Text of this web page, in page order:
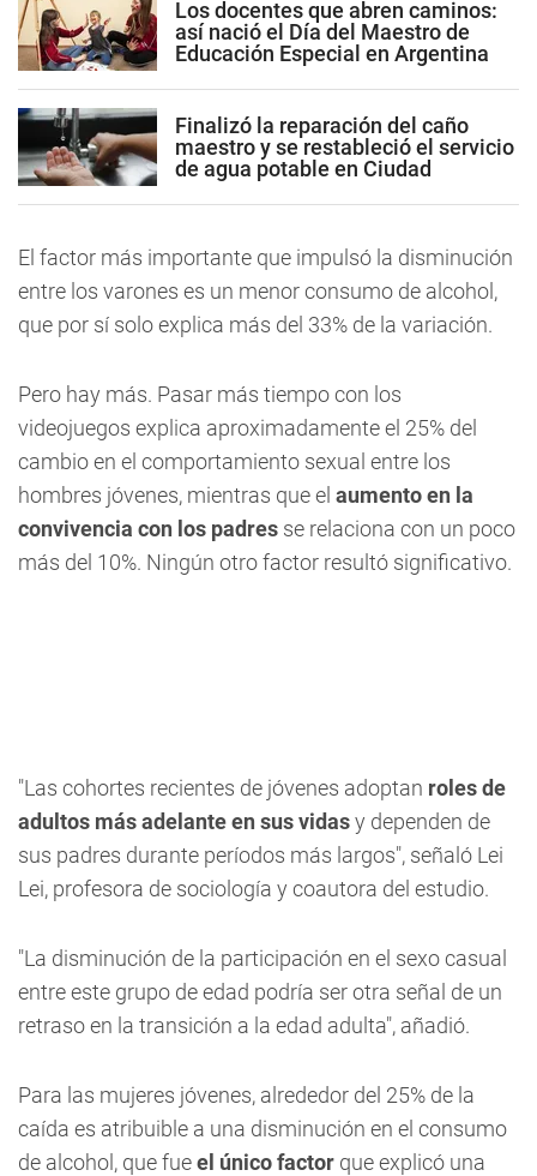
Los docentes que abren caminos:
así nació el Día del Maestro de
Educación Especial en Argentina
Finalizó la reparación del caño
maestro y se restableció el servicio
de agua potable en Ciudad
El factor más importante que impulsó la disminución
entre los varones es un menor consumo de alcohol,
que por sí solo explica más del 33% de la variación.
Pero hay más. Pasar más tiempo con los
videojuegos explica aproximadamente el 25% del
cambio en el comportamiento sexual entre los
hombres jóvenes, mientras que el aumento en la
convivencia con los padres se relaciona con un poco
más del 10%. Ningún otro factor resultó significativo.
"Las cohortes recientes de jóvenes adoptan roles de
adultos más adelante en sus vidasy dependen de
sus padres durante períodos más largos", señaló Lei
Lei, profesora de sociología y coautora del estudio.
"La disminución de la participación en el sexo casual
entre este grupo de edad podría ser otra señal de un
retraso en la transición a la edad adulta", añadió.
Para las mujeres jóvenes, alrededor del 25% de la
caída es atribuible a una disminución en el consumo
de alcohol, que fueel único factor que explicó una